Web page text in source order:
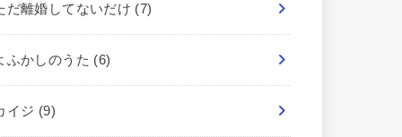
だ離婚してないだけ (7)
ふかしのうた (6)
イジ (9)